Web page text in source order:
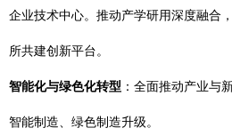
企业技术中心。推动产学研用深度融合
所共建创新平台。
智能化与绿色化转型 ：全面推动产业与
智能制造、绿色制造升级。